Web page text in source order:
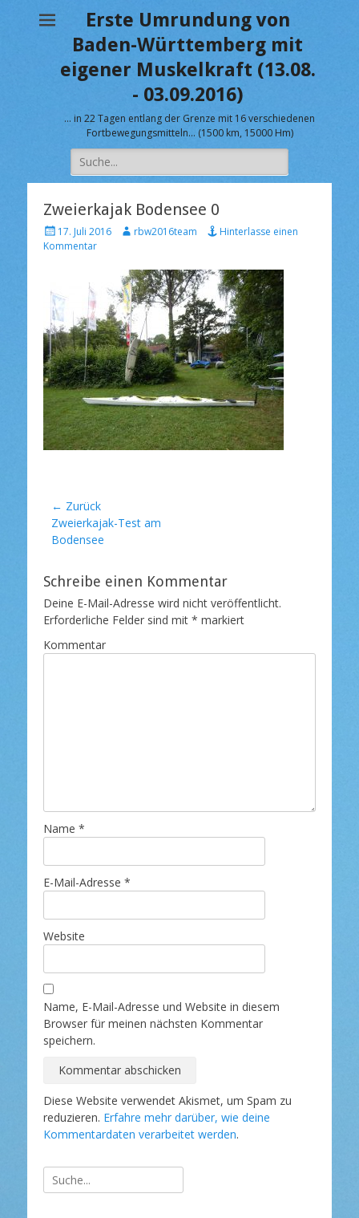
Erste Umrundung von
Baden-Württemberg mit
eigener Muskelkraft (13.08.
- 03.09.2016)
… in 22 Tagen entlang der Grenze mit 16 verschiedenen
Fortbewegungsmitteln… (1500 km, 15000 Hm)
Suche
nach:
Zweierkajak Bodensee 0
V
e
n
t
l
i
c
h
t
a
m
17. Juli 2016
A
o
r
rbw2016team
Hinterlasse einen
Kommentar
Beitragsnavigation
← Zurück
Vorheriger
Beitrag:
Zweierkajak-Test am
Bodensee
Schreibe einen Kommentar
Deine E-Mail-Adresse wird nicht veröffentlicht.
Erforderliche Felder sind mit * markiert
Kommentar
Name *
E-Mail-Adresse *
Website
Name, E-Mail-Adresse und Website in diesem
Browser für meinen nächsten Kommentar
speichern.
Diese Website verwendet Akismet, um Spam zu
reduzieren. Erfahre mehr darüber, wie deine
Kommentardaten verarbeitet werden.
Suche
nach: